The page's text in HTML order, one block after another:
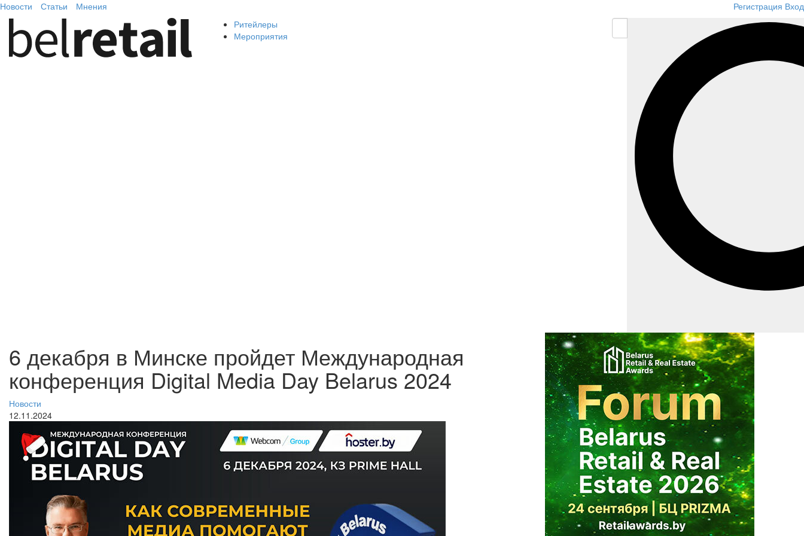
Новости Статьи Мнения Регистрация Вход
Ритейлеры
Мероприятия
6 декабря в Минске пройдет Международная
конференция Digital Media Day Belarus 2024
Новости
12.11.2024